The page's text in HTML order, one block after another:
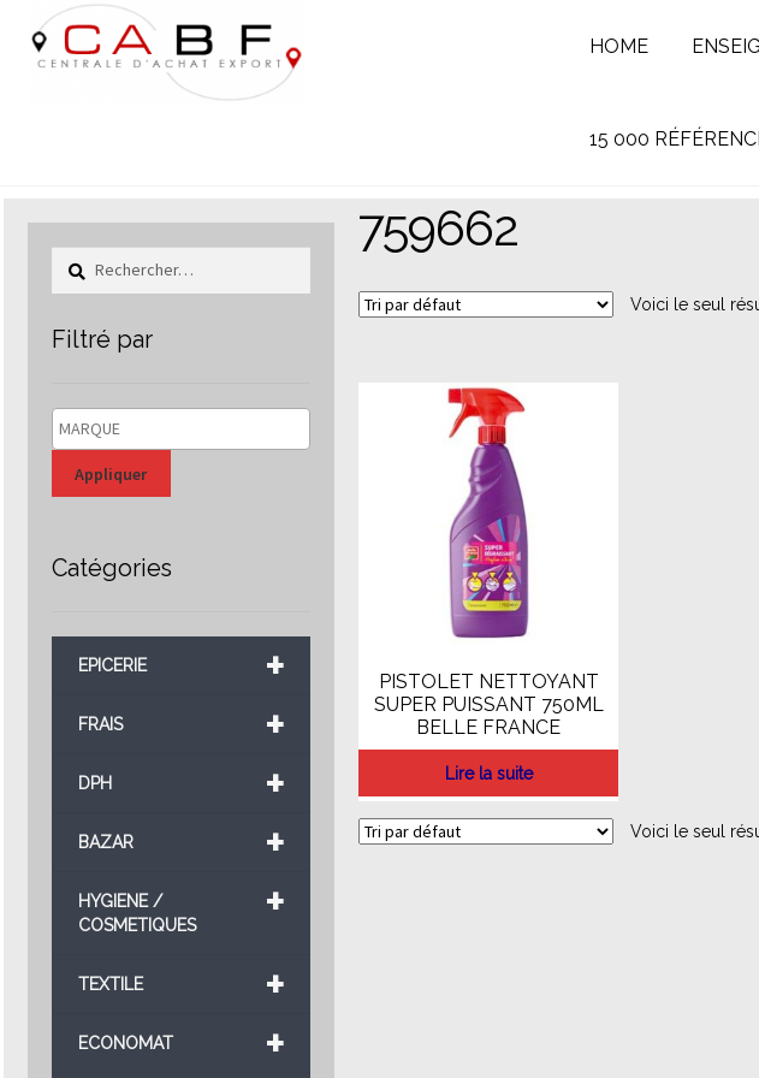
Aller
à
la
Aller
au
contenu
HOME
15 000
759662
Voici le seul
PISTOLET NETTOYANT
SUPER PUISSANT 750ML
BELLE FRANCE
Lire la suite
Voici le seul
Rechercher :
Filtré par
Appliquer
Catégories
+
EPICERIE
+
FRAIS
+
DPH
+
BAZAR
+
HYGIENE /
COSMETIQUES
+
TEXTILE
+
ECONOMAT